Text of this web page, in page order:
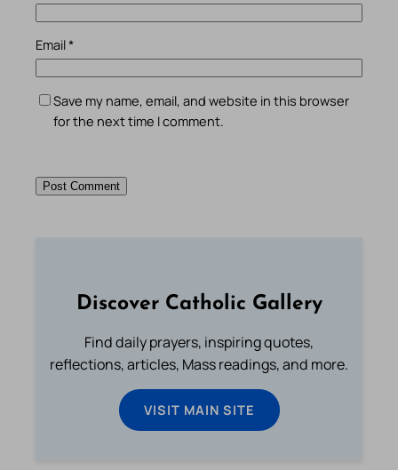
Email*
Save my name, email, and website in this browser
for the next time I comment.
Discover Catholic Gallery
Find daily prayers, inspiring quotes,
reflections, articles, Mass readings, and more.
VISIT MAIN SITE